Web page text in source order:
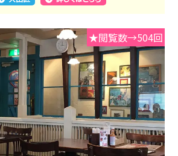
★閲覧数→504回